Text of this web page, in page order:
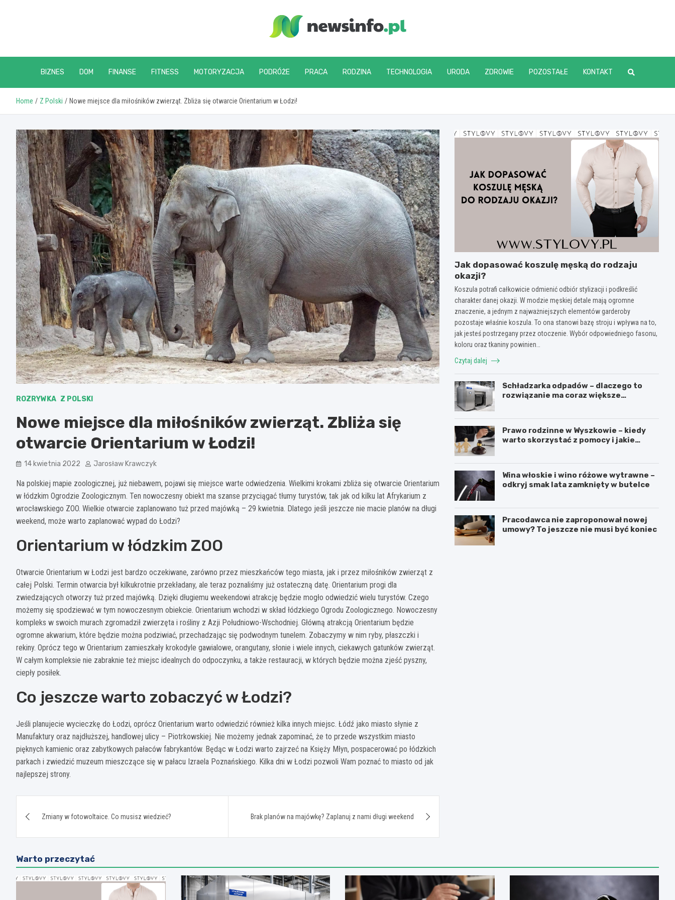
newsinfo.pl
BIZNES DOM FINANSE FITNESS MOTORYZACJA PODRÓŻE PRACA RODZINA TECHNOLOGIA URODA ZDROWIE POZOSTAŁE KONTAKT
Home Z Polski Nowe miejsce dla miłośników zwierząt. Zbliża się otwarcie Orientarium w Łodzi!
ROZRYWKA Z POLSKI
Nowe miejsce dla miłośników zwierząt. Zbliża się
otwarcie Orientarium w Łodzi!
14 kwietnia 2022 Jarosław Krawczyk
Na polskiej mapie zoologicznej, już niebawem, pojawi się miejsce warte odwiedzenia. Wielkimi krokami zbliża się otwarcie Orientarium
w łódzkim Ogrodzie Zoologicznym. Ten nowoczesny obiekt ma szanse przyciągać tłumy turystów, tak jak od kilku lat Afrykarium z
wrocławskiego ZOO. Wielkie otwarcie zaplanowano tuż przed majówką – 29 kwietnia. Dlatego jeśli jeszcze nie macie planów na długi
weekend, może warto zaplanować wypad do Łodzi?
Orientarium w łódzkim ZOO
Otwarcie Orientarium w Łodzi jest bardzo oczekiwane, zarówno przez mieszkańców tego miasta, jak i przez miłośników zwierząt z
całej Polski. Termin otwarcia był kilkukrotnie przekładany, ale teraz poznaliśmy już ostateczną datę. Orientarium progi dla
zwiedzających otworzy tuż przed majówką. Dzięki długiemu weekendowi atrakcję będzie mogło odwiedzić wielu turystów. Czego
możemy się spodziewać w tym nowoczesnym obiekcie. Orientarium wchodzi w skład łódzkiego Ogrodu Zoologicznego. Nowoczesny
kompleks w swoich murach zgromadził zwierzęta i rośliny z Azji Południowo-Wschodniej. Główną atrakcją Orientarium będzie
ogromne akwarium, które będzie można podziwiać, przechadzając się podwodnym tunelem. Zobaczymy w nim ryby, płaszczki i
rekiny. Oprócz tego w Orientarium zamieszkały krokodyle gawialowe, orangutany, słonie i wiele innych, ciekawych gatunków zwierząt.
W całym kompleksie nie zabraknie też miejsc idealnych do odpoczynku, a także restauracji, w których będzie można zjeść pyszny,
ciepły posiłek.
Co jeszcze warto zobaczyć w Łodzi?
Jeśli planujecie wycieczkę do Łodzi, oprócz Orientarium warto odwiedzić również kilka innych miejsc. Łódź jako miasto słynie z
Manufaktury oraz najdłuższej, handlowej ulicy – Piotrkowskiej. Nie możemy jednak zapominać, że to przede wszystkim miasto
pięknych kamienic oraz zabytkowych pałaców fabrykantów. Będąc w Łodzi warto zajrzeć na Księży Młyn, pospacerować po łódzkich
parkach i zwiedzić muzeum mieszczące się w pałacu Izraela Poznańskiego. Kilka dni w Łodzi pozwoli Wam poznać to miasto od jak
najlepszej strony.
wpisu
Zmiany w fotowoltaice. Co musisz wiedzieć? Brak planów na majówkę? Zaplanuj z nami długi weekend
Jak dopasować koszulę męską do rodzaju
okazji?
Koszula potrafi całkowicie odmienić odbiór stylizacji i podkreślić
charakter danej okazji. W modzie męskiej detale mają ogromne
znaczenie, a jednym z najważniejszych elementów garderoby
pozostaje właśnie koszula. To ona stanowi bazę stroju i wpływa na to,
jak jesteś postrzegany przez otoczenie. Wybór odpowiedniego fasonu,
koloru oraz tkaniny powinien…
Czytaj dalej
Schładzarka odpadów – dlaczego to
rozwiązanie ma coraz większe
Prawo rodzinne w Wyszkowie – kiedy
warto skorzystać z pomocy i jakie
Wina włoskie i wino różowe wytrawne –
odkryj smak lata zamknięty w butelce
Pracodawca nie zaproponował nowej
umowy? To jeszcze nie musi być koniec
Warto przeczytać